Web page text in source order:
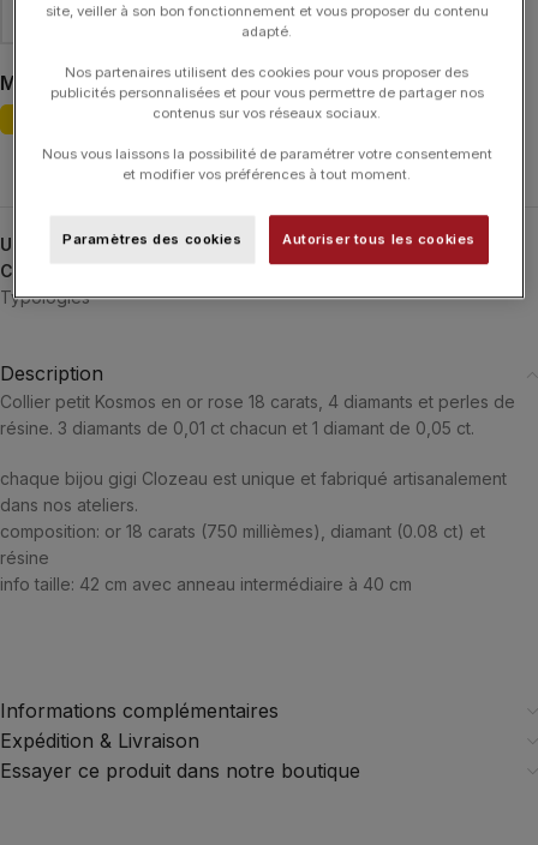
MATIÈRE OR JAUNE
Effacer
UGS :
B1KS001
Catégories :
Colliers, GIGI CLOZEAU,
Typologies
Description
Collier petit Kosmos en or rose 18 carats, 4 diamants et perles de
résine. 3 diamants de 0,01 ct chacun et 1 diamant de 0,05 ct.
chaque bijou gigi Clozeau est unique et fabriqué artisanalement
dans nos ateliers.
composition: or 18 carats (750 millièmes), diamant (0.08 ct) et
résine
info taille: 42 cm avec anneau intermédiaire à 40 cm
Informations complémentaires
Expédition & Livraison
Essayer ce produit dans notre boutique
site, veiller à son bon fonctionnement et vous proposer du contenu
adapté.
Nos partenaires utilisent des cookies pour vous proposer des
publicités personnalisées et pour vous permettre de partager nos
contenus sur vos réseaux sociaux.
Nous vous laissons la possibilité de paramétrer votre consentement
et modifier vos préférences à tout moment.
Paramètres des cookies Autoriser tous les cookies